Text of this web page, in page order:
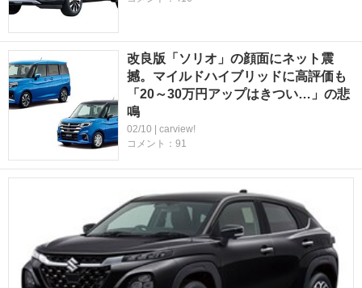
改良版「ソリオ」の顔面にネット震
撼。マイルドハイブリッドに高評価も
「20～30万円アップはきつい…」の悲
鳴
02/10 | carview!
コメント：91